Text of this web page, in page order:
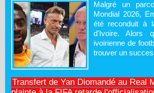
Malgré un
Mondial 2026,
été reconduit à
d'Ivoire. Alors
ivoirienne de
trouver un
Transfert de Yan Diomandé au Real